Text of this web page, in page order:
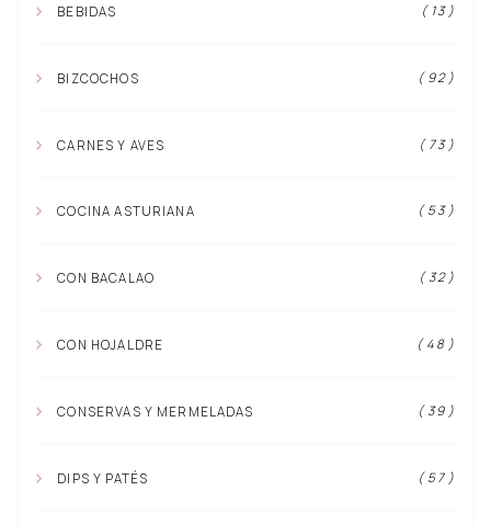
BEBIDAS ( 13 )
BIZCOCHOS ( 92 )
CARNES Y AVES ( 73 )
COCINA ASTURIANA ( 53 )
CON BACALAO ( 32 )
CON HOJALDRE ( 48 )
CONSERVAS Y MERMELADAS ( 39 )
DIPS Y PATÉS ( 57 )